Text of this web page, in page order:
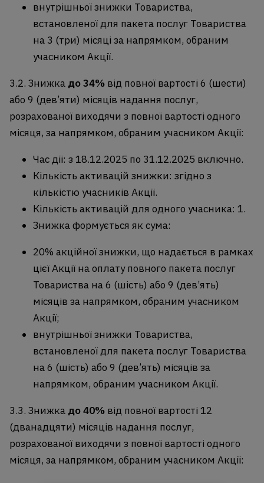
внутрішньої знижки Товариства,
встановленої для пакета послуг Товариства
на 3 (три) місяці за напрямком, обраним
учасником Акції.
3.2. Знижка до34% від повної вартості 6 (шести)
або 9 (дев’яти) місяців надання послуг,
розрахованої виходячи з повної вартості одного
місяця, за напрямком, обраним учасником Акції:
Час дії: з 18.12.2025 по 31.12.2025 включно.
Кількість активацій знижки: згідно з
кількістю учасників Акції.
Кількість активацій для одного учасника: 1.
Знижка формується як сума:
20% акційної знижки, що надається в рамках
цієї Акції на оплату повного пакета послуг
Товариства на6 (шість) або 9 (дев’ять)
місяців за напрямком, обраним учасником
Акції;
внутрішньої знижки Товариства,
встановленої для пакета послуг Товариства
на 6 (шість) або 9 (дев’ять) місяців за
напрямком, обраним учасником Акції.
3.3. Знижка до40% від повної вартості 12
(дванадцяти) місяців надання послуг,
розрахованої виходячи з повної вартості одного
місяця, за напрямком, обраним учасником Акції: